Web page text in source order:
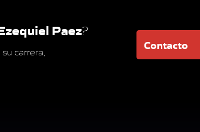
Paez?
carrera,
Contacto